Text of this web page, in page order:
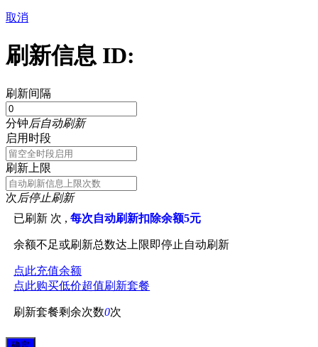
取消
刷新信息 ID:
刷新间隔
分钟后自动刷新
启用时段
刷新上限
次后停止刷新
已刷新 次 ,每次自动刷新扣除余额5元
余额不足或刷新总数达上限即停止自动刷新
点此充值余额
点此购买低价超值刷新套餐
刷新套餐剩余次数0次